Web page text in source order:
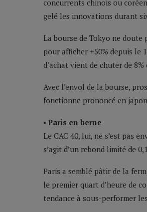
concurrents chinois ou
gelé les innovations durant
La bourse de Tokyo ne doute
pour afficher +50% depuis le
d’achat vient de chuter de
Avec l’envol de la bourse,
fonctionne prononcé en
▪ Paris en berne
Le CAC 40, lui, ne s’est pas
s’agit d’un rebond limité de
Paris a semblé pâtir de la
le premier quart d’heure de
tendance à sous-performer